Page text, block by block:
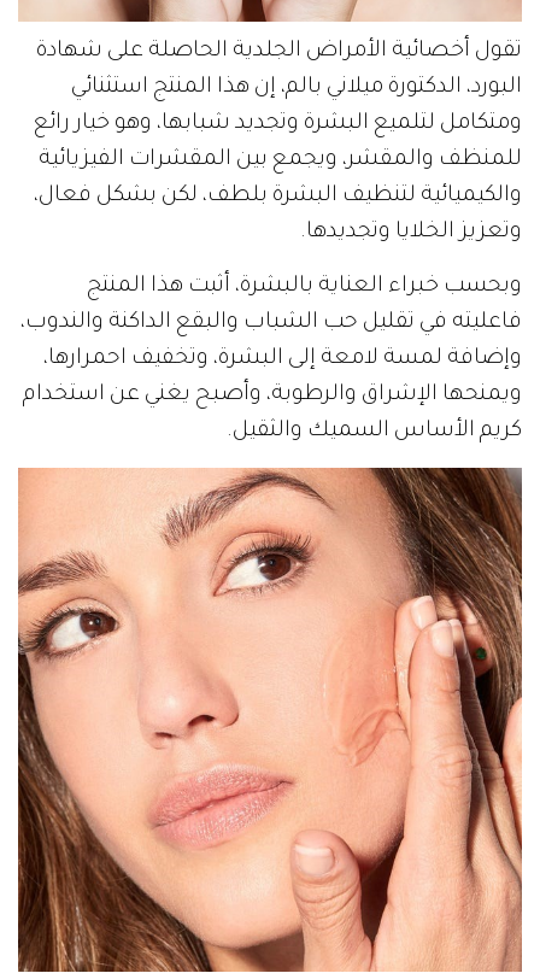
تقول أخصائية الأمراض الجلدية الحاصلة على شهادة
البورد، الدكتورة ميلاني بالم، إن هذا المنتج استثنائي
ومتكامل لتلميع البشرة وتجديد شبابها، وهو خيار رائع
للمنظف والمقشر، ويجمع بين المقشرات الفيزيائية
والكيميائية لتنظيف البشرة بلطف، لكن بشكل فعال،
وتعزيز الخلايا وتجديدها.
وبحسب خبراء العناية بالبشرة، أثبت هذا المنتج
فاعليته في تقليل حب الشباب والبقع الداكنة والندوب،
وإضافة لمسة لامعة إلى البشرة، وتخفيف احمرارها،
ويمنحها الإشراق والرطوبة، وأصبح يغني عن استخدام
كريم الأساس السميك والثقيل.